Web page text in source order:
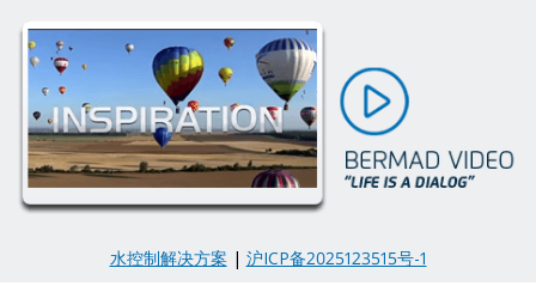
水控制解决方案 | 沪ICP备2025123515号-1